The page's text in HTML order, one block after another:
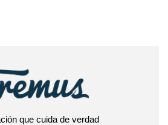
que cuida de verdad